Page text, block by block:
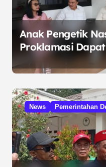
Anak Pengetik
Proklamasi
HUT RI dari
Prabowo
News Pemerintahan